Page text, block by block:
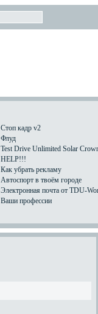
Стоп кадр v2
Флуд
Test Drive Unlimited Solar
HELP!!!
Как убрать рекламу
Автоспорт в твоём городе
Электронная почта от TDU-
Ваши профессии